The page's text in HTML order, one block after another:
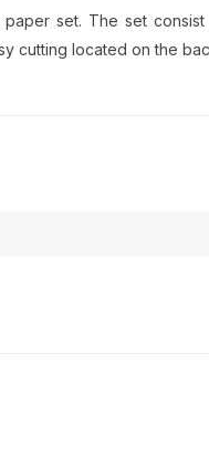
paper set. The set
cutting located on the